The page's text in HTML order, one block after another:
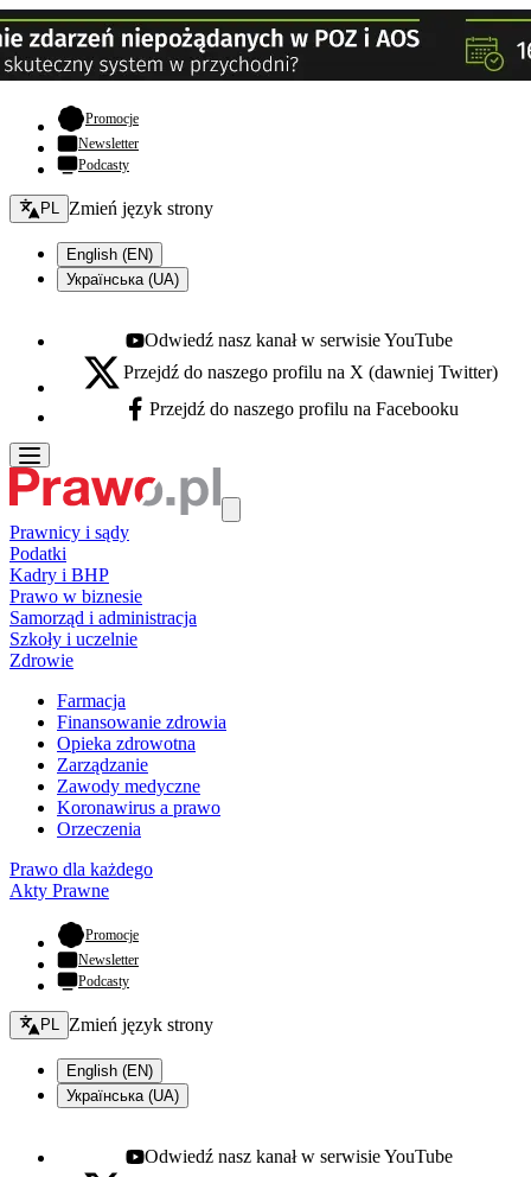
Promocje- otwiera się w nowej karcie
Newsletter
Podcasty
Zmień język - bieżący:
PL Zmień język strony
English (EN)
Українська (UA)
Youtube - otwiera się w nowej karcie
Odwiedź nasz kanał w serwisie YouTube
X - otwiera się w nowej karcie
Przejdź do naszego profilu na X (dawniej Twitter)
Facebook - otwiera się w nowej karcie
Przejdź do naszego profilu na Facebooku
Prawnicy i sądy
Podatki
Kadry i BHP
Prawo w biznesie
Samorząd i administracja
Szkoły i uczelnie
Zdrowie
Farmacja
Finansowanie zdrowia
Opieka zdrowotna
Zarządzanie
Zawody medyczne
Koronawirus a prawo
Orzeczenia
Prawo dla każdego
Akty Prawne
Promocje- otwiera się w nowej karcie
Newsletter
Podcasty
Zmień język - bieżący:
PL Zmień język strony
English (EN)
Українська (UA)
Youtube - otwiera się w nowej karcie
Odwiedź nasz kanał w serwisie YouTube